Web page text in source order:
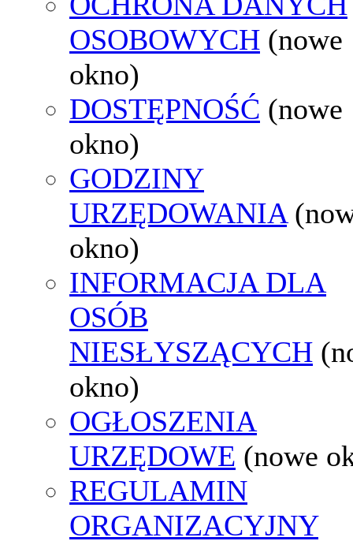
OSOBOWYCH (nowe
okno)
DOSTĘPNOŚĆ (nowe
okno)
GODZINY
URZĘDOWANIA
okno)
INFORMACJA DLA
OSÓB
NIESŁYSZĄCYCH
okno)
OGŁOSZENIA
URZĘDOWE (nowe
REGULAMIN
ORGANIZACYJNY